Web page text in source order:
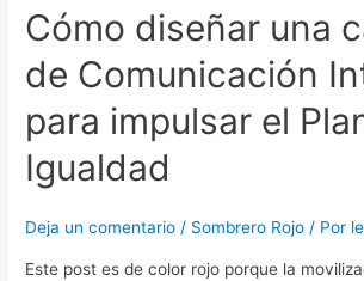
Cómo diseñar una
de Comunicación
para impulsar el
Igualdad
Deja un comentario / Sombrero Rojo / Por
Este post es de color rojo porque la
Cómo
diseñar
una
de
Comunicación
para